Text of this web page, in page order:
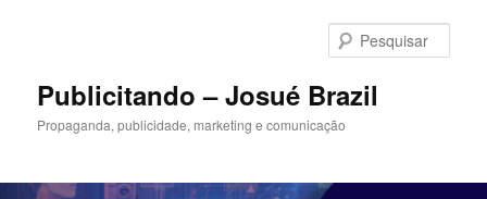
principalPublicitando – Josué Brazil
Propaganda, publicidade, marketing e comunicação